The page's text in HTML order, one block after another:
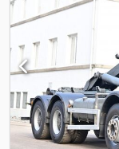
tulajdonos, Ausztria.